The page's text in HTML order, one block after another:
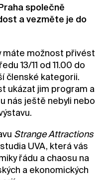
společně
a vezměte je do
máte možnost přivést
13/11 od 11.00 do
členské kategorii.
ukázat jim program a
nás ještě nebyli nebo
Strange Attractions
UVA, která vás
řádu a chaosu na
a ekonomických